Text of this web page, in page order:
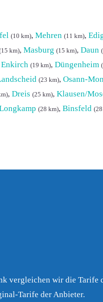
(10 km), Mehren (11 km),
km), Masburg (15 km), Daun
Enkirch (19 km), Düngenheim
(23 km), Osann-
, Dreis (25 km), Klausen/
(28 km), Binsfeld
vergleichen wir die Tarife
Tarife der Anbieter.